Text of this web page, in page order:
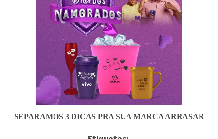
SEPARAMOS 3 DICAS PRA SUA MARCA ARRASAR